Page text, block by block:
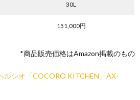
30L
151,000円
*商品販売価格はAmazon掲載のもの
ルシオ「COCORO KITCHEN」AX-